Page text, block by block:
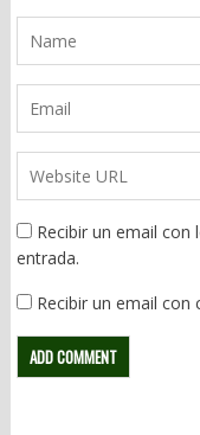
Recibir un email
entrada.
Recibir un email con